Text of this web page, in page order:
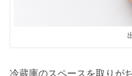
冷蔵庫のスペースを取りが